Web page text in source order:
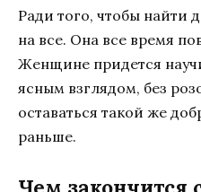
Ради того, чтобы найти
на все. Она все время
Женщине придется
ясным взглядом, без
оставаться такой же
раньше.